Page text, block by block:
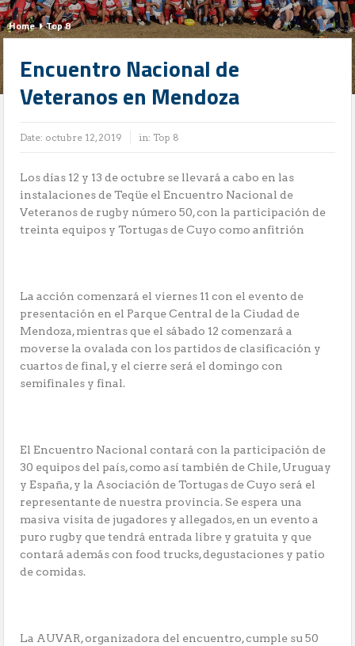
Home Top 8
Encuentro Nacional de
Veteranos en Mendoza
Date: octubre 12, 2019 in: Top 8
Los días 12 y 13 de octubre se llevará a cabo en las
instalaciones de Teqüe el Encuentro Nacional de
Veteranos de rugby número 50, con la participación de
treinta equipos y Tortugas de Cuyo como anfitrión
La acción comenzará el viernes 11 con el evento de
presentación en el Parque Central de la Ciudad de
Mendoza, mientras que el sábado 12 comenzará a
moverse la ovalada con los partidos de clasificación y
cuartos de final, y el cierre será el domingo con
semifinales y final.
El Encuentro Nacional contará con la participación de
30 equipos del país, como así también de Chile, Uruguay
y España, y la Asociación de Tortugas de Cuyo será el
representante de nuestra provincia. Se espera una
masiva visita de jugadores y allegados, en un evento a
puro rugby que tendrá entrada libre y gratuita y que
contará además con food trucks, degustaciones y patio
de comidas.
La AUVAR, organizadora del encuentro, cumple su 50